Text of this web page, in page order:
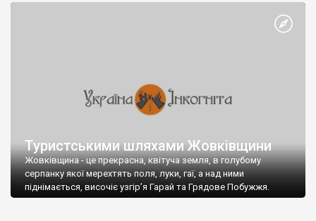
Туристськими шляхами Жовківщини
Жовківщина - це прекрасна, квітуча земля, в голубому
серпанку якої мерехтять поля, луки, гаї, а над ними
піднімається, височіє узгір’я Гарай та Грядове Побужжя.